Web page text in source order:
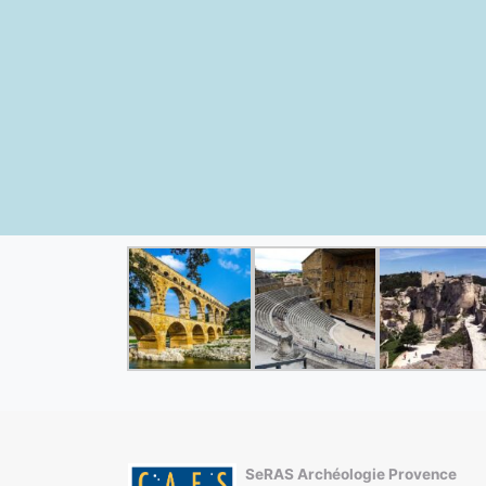
SeRAS Archéologie Provence